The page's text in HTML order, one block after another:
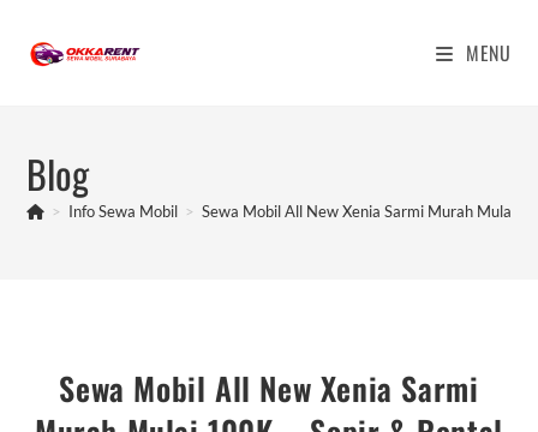
content
MENU
Blog
> Info Sewa Mobil > Sewa Mobil All New Xenia Sarmi Murah Mulai
Sewa Mobil All New Xenia Sarmi